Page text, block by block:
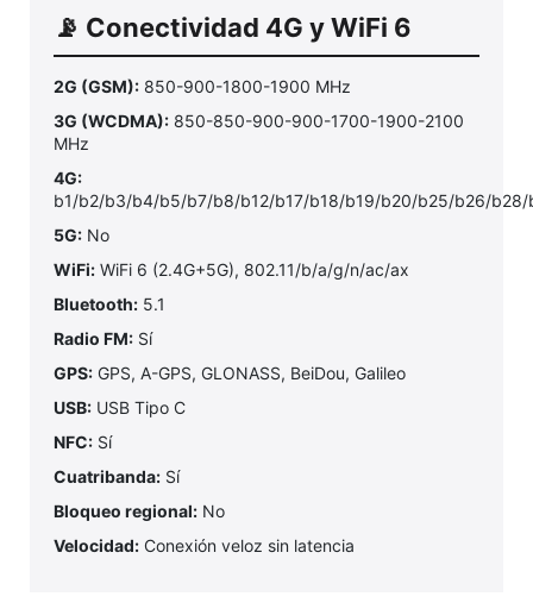
📡 Conectividad 4G y WiFi 6
2G (GSM): 850-900-1800-1900 MHz
3G (WCDMA): 850-850-900-900-1700-1900-2100
MHz
4G:
b1/b2/b3/b4/b5/b7/b8/b12/b17/b18/b19/b20/b25/b26/
5G: No
WiFi: WiFi 6 (2.4G+5G), 802.11/b/a/g/n/ac/ax
Bluetooth: 5.1
Radio FM: Sí
GPS: GPS, A-GPS, GLONASS, BeiDou, Galileo
USB: USB Tipo C
NFC: Sí
Cuatribanda: Sí
Bloqueo regional: No
Velocidad: Conexión veloz sin latencia